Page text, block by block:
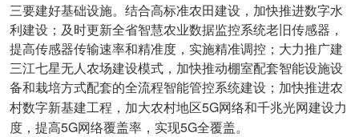
三要建好基础设施。结合高标准农田建设，加快推进数字水
利建设；及时更新全省智慧农业数据监控系统老旧传感器，
提高传感器传输速率和精准度，实施精准调控；大力推广建
三江七星无人农场建设模式，加快推动棚室配套智能设施设
备和栽培方式配套的全流程智能管控系统建设；加快推进农
村数字新基建工程，加大农村地区5G网络和千兆光网建设力
度，提高5G网络覆盖率，实现5G全覆盖。